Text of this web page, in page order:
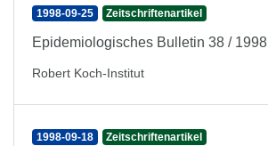
1998-09-25 Zeitschriftenartikel
Epidemiologisches Bulletin 38 / 1998
Robert Koch-Institut
1998-09-18 Zeitschriftenartikel